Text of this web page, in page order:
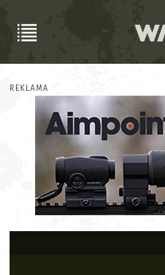
REKLAMA